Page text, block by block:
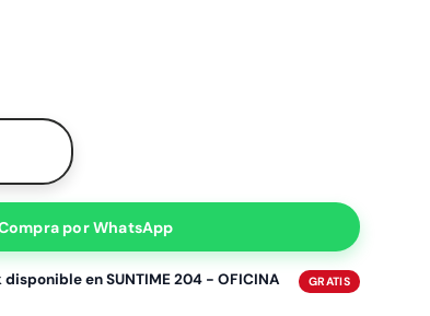
cantidad
porWhatsApp
disponible enSUNTIME 204 - OFICINA
GRATIS